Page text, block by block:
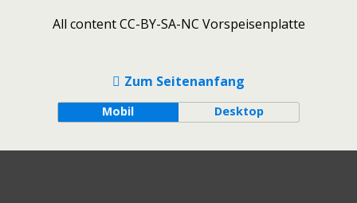
All content CC-BY-SA-NC Vorspeisenplatte
Zum Seitenanfang
Mobil Desktop